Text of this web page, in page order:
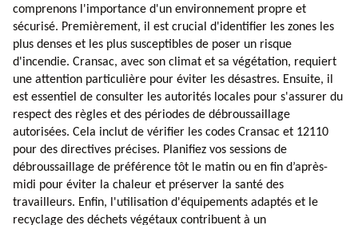
comprenons l'importance d'un environnement propre et
sécurisé. Premièrement, il est crucial d'identifier les zones les
plus denses et les plus susceptibles de poser un risque
d'incendie. Cransac, avec son climat et sa végétation, requiert
une attention particulière pour éviter les désastres. Ensuite, il
est essentiel de consulter les autorités locales pour s'assurer du
respect des règles et des périodes de débroussaillage
autorisées. Cela inclut de vérifier les codes Cransac et 12110
pour des directives précises. Planifiez vos sessions de
débroussaillage de préférence tôt le matin ou en fin d’après-
midi pour éviter la chaleur et préserver la santé des
travailleurs. Enfin, l'utilisation d'équipements adaptés et le
recyclage des déchets végétaux contribuent à un